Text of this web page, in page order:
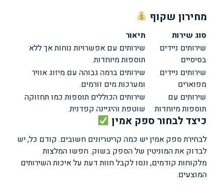
מחירון שקוף
סוג שירות
תיאור
שירותים ניידים
בסיסיים
שירותים עם אפשרויות נוחות אך ללא
תוספות מיוחדות.
שירותים ניידים
מפוארים
שירותים ברמה גבוהה עם מיזוג אוויר
ומערכות מים זורמים.
שירותים עם
תוספות מיוחדות
שירותים הכוללים תוספות כמו תחזוקה
שוטפת והיגיינה קפדנית.
כיצד לבחור ספק אמין
לבחירת ספק אמין יש כמה קריטריונים חשובים. קודם כל, יש
לבדוק את המוניטין של הספק בשוק. חפשו המלצות
מלקוחות קודמים, ונסו לקבל חוות דעת על איכות השירותים
המוצעים.